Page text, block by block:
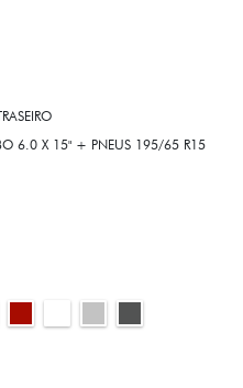
6.0 X 15" + PNEUS 195/65 R15